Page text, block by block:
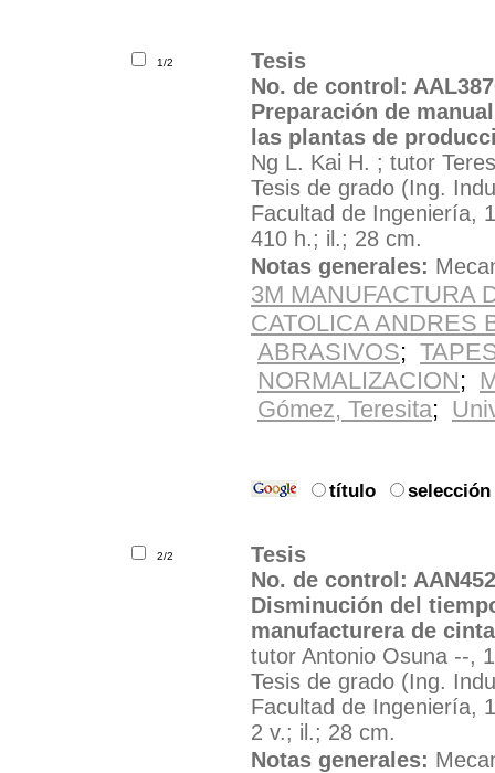
1/2
Tesis
No. de control:
Preparación de
las plantas de
Ng L. Kai H. ; tutor
Tesis de grado (Ing.
Facultad de Ingeniería,
410 h.; il.; 28 cm.
Notas generales:
3M MANUFACTURA
CATOLICA ANDRES
ABRASIVOS;
NORMALIZACION;
Gómez, Teresita;
título selección
2/2
Tesis
No. de control:
Disminución del
manufacturera de
tutor Antonio Osuna --,
Tesis de grado (Ing.
Facultad de Ingeniería,
2 v.; il.; 28 cm.
Notas generales: